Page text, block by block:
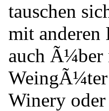
tauschen
mit anderen
auch Ã¼ber
Winery